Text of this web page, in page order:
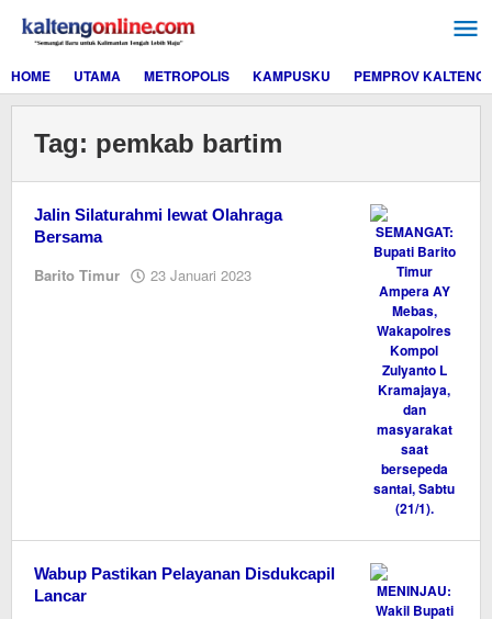
konten
HOME
UTAMA METROPOLIS KAMPUSKU PEMPROV KALTENG
Tag: pemkab bartim
Jalin Silaturahmi lewat Olahraga
Bersama
Barito Timur 23 Januari 2023
Wabup Pastikan Pelayanan Disdukcapil
Lancar